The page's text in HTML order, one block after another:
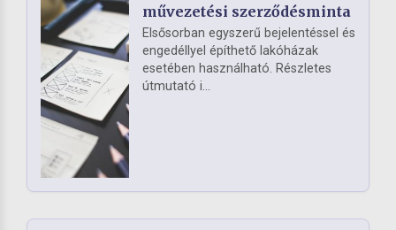
művezetési szerződésminta
Elsősorban egyszerű bejelentéssel és
engedéllyel építhető lakóházak
esetében használható. Részletes
útmutató i...